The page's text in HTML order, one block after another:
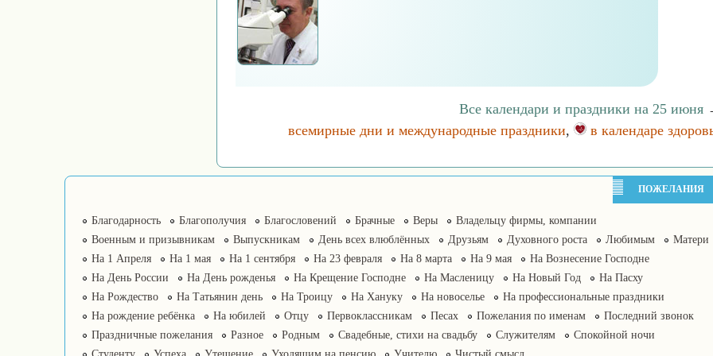
Все календари и праздники на 25 июня
всемирные дни и международные праздники, в календаре
ПОЖЕЛАНИЯ
Благодарность Благополучия Благословений Брачные Веры
Владельцу фирмы, компании
Военным и призывникам
Выпускникам День всех влюблённых Друзьям Духовного роста Любимым
Матери
На 1 Апреля
На 1 мая На 1 сентября На 23 февраля На 8 марта На 9 мая
На Вознесение Господне
На День России
На День рожденья На Крещение Господне На Масленицу На Новый Год
На Пасху
На Рождество
На Татьянин день На Троицу На Хануку На новоселье
На профессиональные праздники
На рождение ребёнка
На юбилей Отцу Первоклассникам Песах Пожелания по именам
Последний звонок
Праздничные пожелания
Разное Родным Свадебные, стихи на свадьбу Служителям
Спокойной ночи